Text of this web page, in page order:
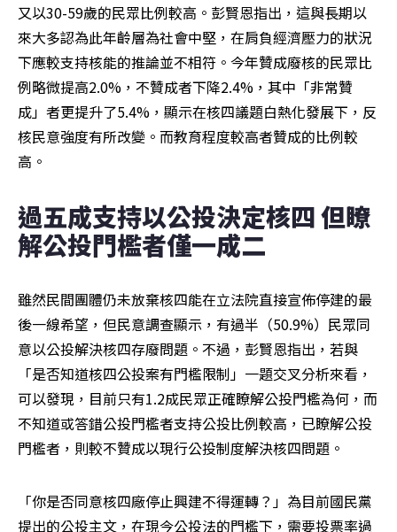
又以30-59歲的民眾比例較高。彭賢恩指出，這與長期以
來大多認為此年齡層為社會中堅，在肩負經濟壓力的狀況
下應較支持核能的推論並不相符。今年贊成廢核的民眾比
例略微提高2.0%，不贊成者下降2.4%，其中「非常贊
成」者更提升了5.4%，顯示在核四議題白熱化發展下，反
核民意強度有所改變。而教育程度較高者贊成的比例較
高。
過五成支持以公投決定核四 但瞭
解公投門檻者僅一成二
雖然民間團體仍未放棄核四能在立法院直接宣佈停建的最
後一線希望，但民意調查顯示，有過半（50.9%）民眾同
意以公投解決核四存廢問題。不過，彭賢恩指出，若與
「是否知道核四公投案有門檻限制」一題交叉分析來看，
可以發現，目前只有1.2成民眾正確瞭解公投門檻為何，而
不知道或答錯公投門檻者支持公投比例較高，已瞭解公投
門檻者，則較不贊成以現行公投制度解決核四問題。
「你是否同意核四廠停止興建不得運轉？」為目前國民黨
提出的公投主文，在現今公投法的門檻下，需要投票率過